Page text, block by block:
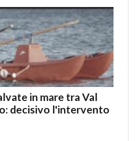
in mare tra Val
decisivo l'intervento